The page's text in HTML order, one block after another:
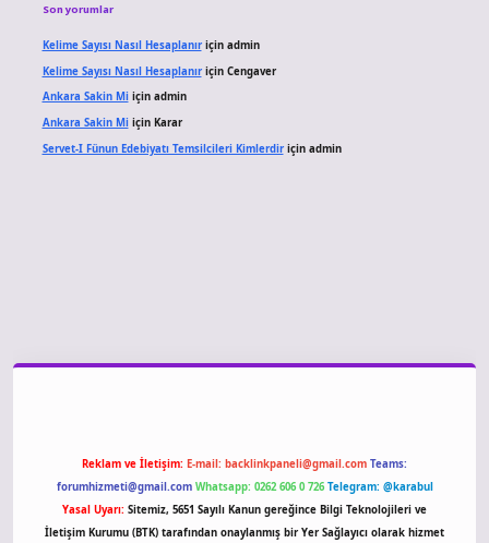
Son yorumlar
Kelime Sayısı Nasıl Hesaplanıriçin admin
Kelime Sayısı Nasıl Hesaplanıriçin Cengaver
Ankara Sakin Miiçin admin
Ankara Sakin Miiçin Karar
Servet-I Fünun Edebiyatı Temsilcileri Kimlerdiriçin admin
Reklam ve İletişim: E-mail: backlinkpaneli@gmail.com Teams:
forumhizmeti@gmail.com Whatsapp: 0262 606 0 726 Telegram: @karabul
Yasal Uyarı: Sitemiz, 5651 Sayılı Kanun gereğince Bilgi Teknolojileri ve
İletişim Kurumu (BTK) tarafından onaylanmış bir Yer Sağlayıcı olarak hizmet